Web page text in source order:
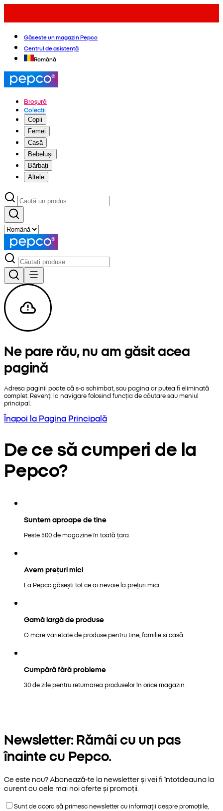
Găsește un magazin Pepco
Centrul de asistență
Română
Broșură
Colecții
Copii
Femei
Casă
Bebeluși
Bărbați
Altele
Ne pare rău, nu am găsit acea
pagină
Adresa paginii poate că s-a schimbat, sau pagina ar putea fi eliminată
complet. Revenți la navigare folosind funcția de căutare sau meniul
principal.
Înapoi la Pagina Principală
De ce să cumperi de la
Pepco?
Suntem aproape de tine
Peste 500 de magazine în toată țara.
Avem prețuri mici
La Pepco găsești tot ce ai nevoie la prețuri mici.
Gamă largă de produse
O mare varietate de produse pentru tine, familie și casă.
Cumpără fără probleme
30 de zile pentru returnarea produselor în orice magazin.
Newsletter: Rămâi cu un pas
înainte cu Pepco.
Ce este nou? Abonează-te la newsletter și vei fi întotdeauna la
curent cu cele mai noi oferte și promoții.
Sunt de acord să primesc newsletter cu informații despre promoțiile,